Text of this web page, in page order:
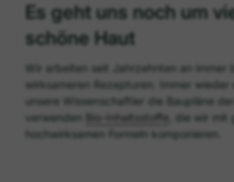
Es geht uns noch um
schöne Haut
Wir arbeiten seit Jahrzehnten an immer
wirksameren Rezepturen. Immer wieder
unsere Wissenschaftler die Baupläne
verwenden
Bio-Inhaltsstoffe
, die wir mit
hochwirksamen Formeln komponieren.